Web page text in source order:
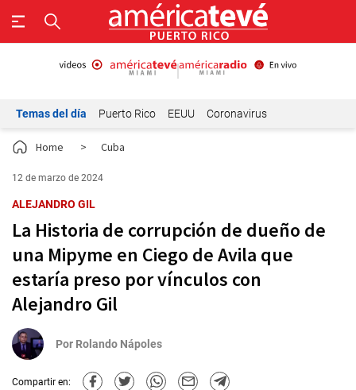
Temas del día Puerto Rico EEUU Coronavirus
Home > Cuba
12 de marzo de 2024
ALEJANDRO GIL
La Historia de corrupción de dueño de
una Mipyme en Ciego de Avila que
estaría preso por vínculos con
Alejandro Gil
Por Rolando Nápoles
Compartir en: